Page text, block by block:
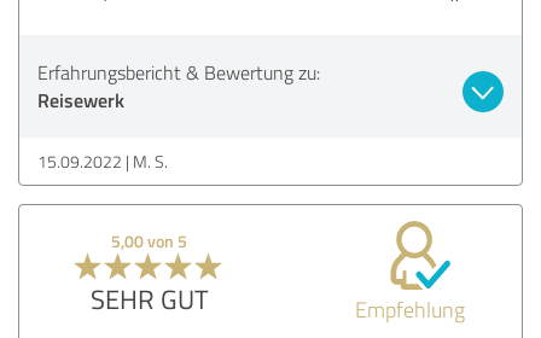
Erfahrungsbericht & Bewertung zu:
Reisewerk
15.09.2022 M. S.
5,00 von 5
SEHR GUT Empfehlung